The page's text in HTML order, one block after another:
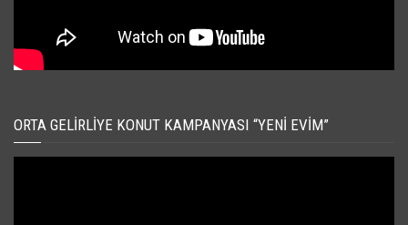
ORTA GELIRLIYE KONUT KAMPANYASI “YENI EVIM”